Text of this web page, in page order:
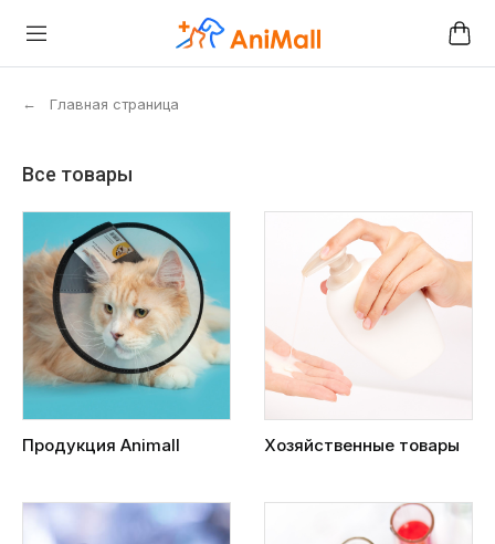
← Главная страница
Все товары
Продукция Animall Хозяйственные товары